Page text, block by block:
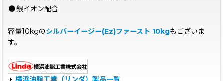
●銀イオン配合
容量10kgのシルバーイージー(Ez)ファースト 10kgもございま
す。